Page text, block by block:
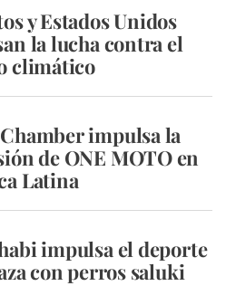
y Estados Unidos
la lucha contra el
climático
impulsa la
de ONE MOTO en
Latina
impulsa el deporte
con perros saluki